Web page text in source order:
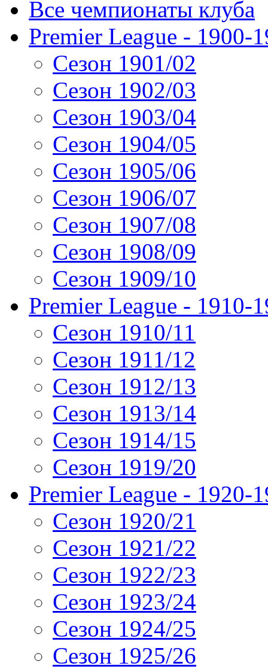
Все чемпионаты клуба
Premier League - 1900-
Сезон 1901/02
Сезон 1902/03
Сезон 1903/04
Сезон 1904/05
Сезон 1905/06
Сезон 1906/07
Сезон 1907/08
Сезон 1908/09
Сезон 1909/10
Premier League - 1910-
Сезон 1910/11
Сезон 1911/12
Сезон 1912/13
Сезон 1913/14
Сезон 1914/15
Сезон 1919/20
Premier League - 1920-
Сезон 1920/21
Сезон 1921/22
Сезон 1922/23
Сезон 1923/24
Сезон 1924/25
Сезон 1925/26